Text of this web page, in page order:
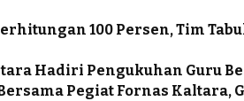
100 Persen, Tim
Hadiri Pengukuhan Guru
Pegiat Fornas Kaltara,